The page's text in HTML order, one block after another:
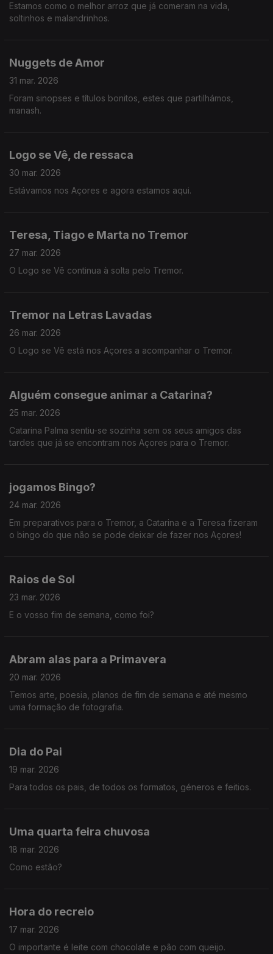
Estamos como o melhor arroz que já comeram na vida,
soltinhos e malandrinhos.
Nuggets de Amor
31 mar. 2026
Foram sinopses e títulos bonitos, estes que partilhámos,
manash.
Logo se Vê, de ressaca
30 mar. 2026
Estávamos nos Açores e agora estamos aqui.
Teresa, Tiago e Marta no Tremor
27 mar. 2026
O Logo se Vê continua à solta pelo Tremor.
Tremor na Letras Lavadas
26 mar. 2026
O Logo se Vê está nos Açores a acompanhar o Tremor.
Alguém consegue animar a Catarina?
25 mar. 2026
Catarina Palma sentiu-se sozinha sem os seus amigos das
tardes que já se encontram nos Açores para o Tremor.
jogamos Bingo?
24 mar. 2026
Em preparativos para o Tremor, a Catarina e a Teresa fizeram
o bingo do que não se pode deixar de fazer nos Açores!
Raios de Sol
23 mar. 2026
E o vosso fim de semana, como foi?
Abram alas para a Primavera
20 mar. 2026
Temos arte, poesia, planos de fim de semana e até mesmo
uma formação de fotografia.
Dia do Pai
19 mar. 2026
Para todos os pais, de todos os formatos, géneros e feitios.
Uma quarta feira chuvosa
18 mar. 2026
Como estão?
Hora do recreio
17 mar. 2026
O importante é leite com chocolate e pão com queijo.